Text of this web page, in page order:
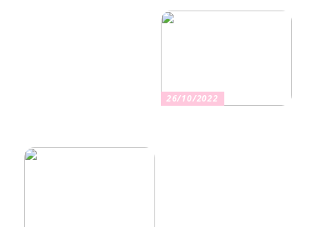
26/10/2022